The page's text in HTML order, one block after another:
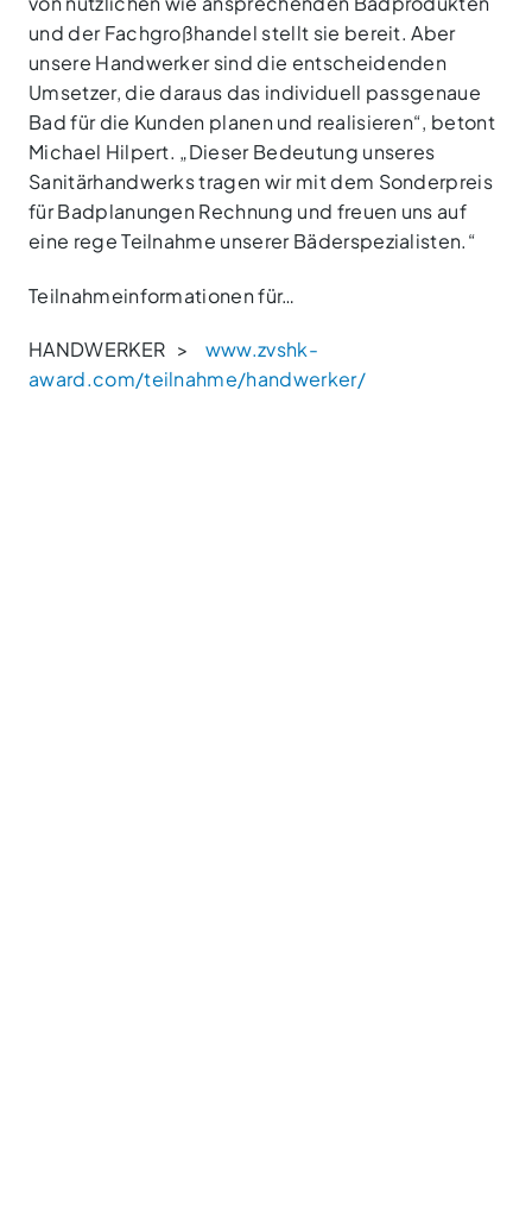
und der Fachgroßhandel stellt sie bereit. Aber
unsere Handwerker sind die entscheidenden
Umsetzer, die daraus das individuell passgenaue
Bad für die Kunden planen und realisieren“, betont
Michael Hilpert. „Dieser Bedeutung unseres
Sanitärhandwerks tragen wir mit dem Sonderpreis
für Badplanungen Rechnung und freuen uns auf
eine rege Teilnahme unserer Bäderspezialisten.“
Teilnahmeinformationen für…
HANDWERKER > www.zvshk-
award.com/teilnahme/handwerker/